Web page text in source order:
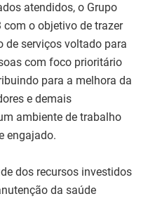
atendidos, o Grupo
o objetivo de trazer
de serviços voltado para
com foco prioritário
para a melhora da
e demais
ambiente de trabalho
engajado.
dos recursos investidos
da saúde